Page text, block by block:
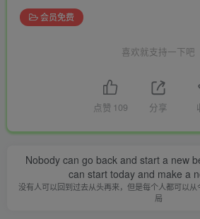
会员免费
喜欢就支持一下吧
点赞 109 分享
Nobody can go back and start a new
can start today and make a
没有人可以回到过去从头再来，但是每个人都可以
局